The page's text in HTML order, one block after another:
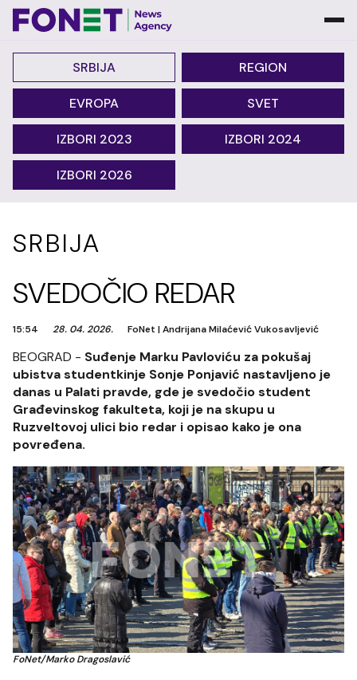
SRBIJA REGION
EVROPA SVET
IZBORI 2023 IZBORI 2024
IZBORI 2026
SRBIJA
SVEDOČIO REDAR
15:54 28. 04. 2026. FoNet |Andrijana Milaćević Vukosavljević
BEOGRAD - Suđenje Marku Pavloviću za pokušaj
ubistva studentkinje Sonje Ponjavić nastavljeno je
danas u Palati pravde, gde je svedočio student
Građevinskog fakulteta, koji je na skupu u
Ruzveltovoj ulici bio redar i opisao kako je ona
povređena.
FoNet/Marko Dragoslavić